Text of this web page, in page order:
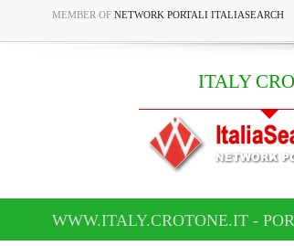
MEMBER OF NETWORK PORTALI ITALIASEARCH
ITALY
WWW.ITALY.CROTONE.IT -